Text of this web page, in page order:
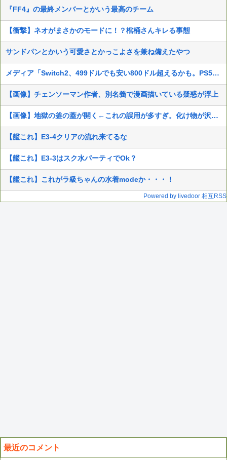
『FF4』の最終メンバーとかいう最高のチーム
【衝撃】ネオがまさかのモードに！？棺桶さんキレる事態
サンドパンとかいう可愛さとかっこよさを兼ね備えたやつ
メディア「Switch2、499ドルでも安い800ドル超えるかも。PS5は直近での値上げ可能性低い」
【画像】チェンソーマン作者、別名義で漫画描いている疑惑が浮上
【画像】地獄の釜の蓋が開く←これの誤用が多すぎ。化け物が沢山出てくるイメージ持ってる奴間違ってるぞ
【艦これ】E3-4クリアの流れ来てるな
【艦これ】E3-3はスク水パーティでOk？
【艦これ】これがラ級ちゃんの水着modeか・・・！
Powered by livedoor 相互RSS
最近のコメント